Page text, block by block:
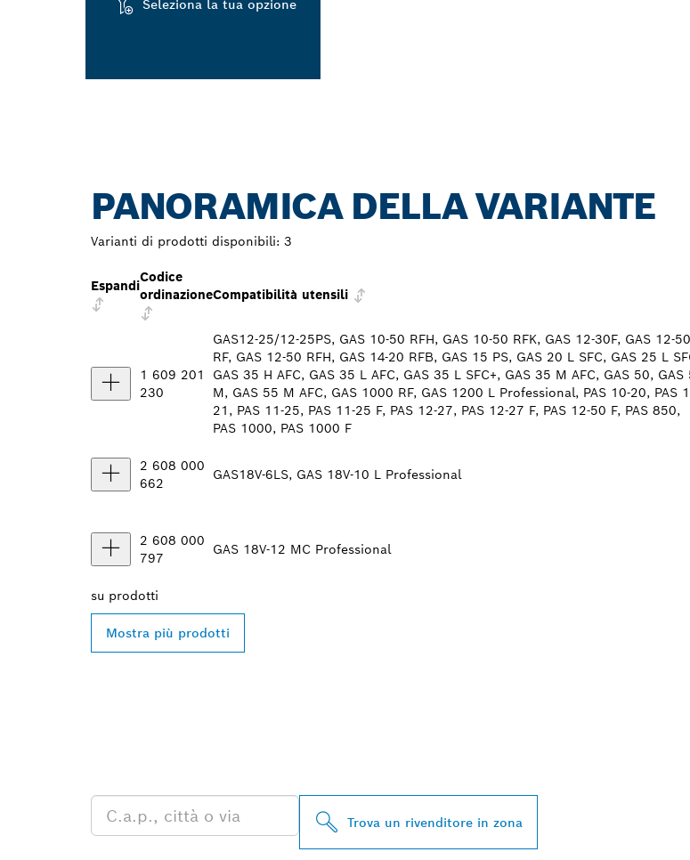
Seleziona la tua opzione
PANORAMICA DELLA VARIANTE
Varianti di prodotti disponibili: 3
Espandi
Codice
ordinazioneCompatibilità utensili
1 609 201
230
GAS12-25/12-25PS, GAS 10-50 RFH, GAS 10-50 RFK, GAS 12-30F, GAS 12-50
RF, GAS 12-50 RFH, GAS 14-20 RFB, GAS 15 PS, GAS 20 L SFC, GAS 25 L
GAS 35 H AFC, GAS 35 L AFC, GAS 35 L SFC+, GAS 35 M AFC, GAS 50, GAS
M, GAS 55 M AFC, GAS 1000 RF, GAS 1200 L Professional, PAS 10-20, PAS
21, PAS 11-25, PAS 11-25 F, PAS 12-27, PAS 12-27 F, PAS 12-50 F, PAS 850,
PAS 1000, PAS 1000 F
2 608 000
662
GAS18V-6LS, GAS 18V-10 L Professional
2 608 000
797
GAS 18V-12 MC Professional
su prodotti
Mostra più prodotti
Trova un rivenditore in zona